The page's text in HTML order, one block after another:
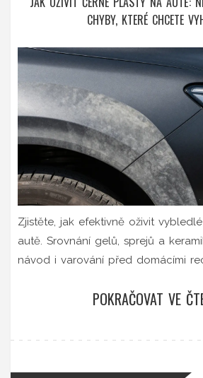
CHYBY, KTERÉ CHCETE
Zjistěte, jak efektivně oživit
autě. Srovnání gelů, sprejů a
návod i varování před domácími
POKRAČOVAT VE